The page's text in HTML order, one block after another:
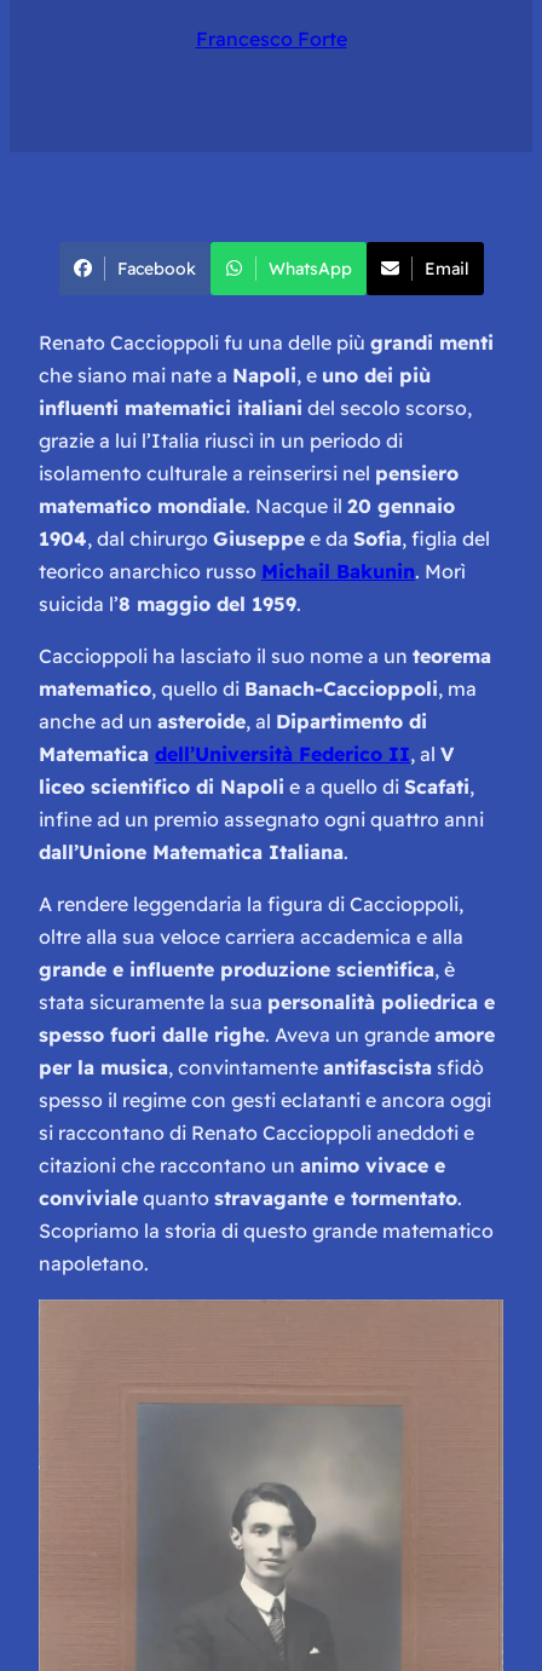
Francesco Forte
Facebook WhatsApp Email
Renato Caccioppoli fu una delle più grandi menti
che siano mai nate a Napoli, e uno dei più
influenti matematici italiani del secolo scorso,
grazie a lui l’Italia riuscì in un periodo di
isolamento culturale a reinserirsi nel pensiero
matematico mondiale. Nacque il 20 gennaio
1904, dal chirurgo Giuseppe e da Sofia, figlia del
teorico anarchico russo Michail Bakunin. Morì
suicida l’8 maggio del 1959.
Caccioppoli ha lasciato il suo nome a un teorema
matematico, quello di Banach-Caccioppoli, ma
anche ad un asteroide, al Dipartimento di
Matematica dell’Università Federico II, al V
liceo scientifico di Napoli e a quello di Scafati,
infine ad un premio assegnato ogni quattro anni
dall’Unione Matematica Italiana.
A rendere leggendaria la figura di Caccioppoli,
oltre alla sua veloce carriera accademica e alla
grande e influente produzione scientifica, è
stata sicuramente la sua personalità poliedrica e
spesso fuori dalle righe. Aveva un grande amore
per la musica, convintamente antifascista sfidò
spesso il regime con gesti eclatanti e ancora oggi
si raccontano di Renato Caccioppoli aneddoti e
citazioni che raccontano un animo vivace e
conviviale quanto stravagante e tormentato.
Scopriamo la storia di questo grande matematico
napoletano.